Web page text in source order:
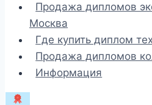
Продажа дипломов
Москва
Где купить диплом
Продажа дипломов
Информация